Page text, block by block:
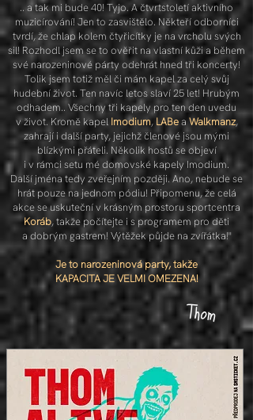
.. a tak mi bude 40! Tyjo. A čtvrtstoletí aktivního
muzicírování! Jen to zasvištělo. Někteří odborníci
tvrdí, že chlap kolem čtyřicítky je na vrcholu svých
sil! Rozhodl jsem se to ověřit na vlastní kůži a během
své narozeninové párty odehrát hned tři koncerty!
Tolik jsem totiž měl či mám kapel za celý svůj
hudební život. Ten navíc letos slaví 25 let! Hrubým
odhadem.. Všechny tři kapely pro ten den uvedu
v život.Kromě kapel Imodium, LABeaWalkmanz,
zahrají i další party, jejichž členové jsou mými
blízkými přáteli. Několik hostů se objeví
i v rámci setu mé domovské kapely Imodium.
Další jména tedy zveřejním později. Ano, nebude se
hrát pouze na jednom pódiu! Připomenu, že celá
akce se uskuteční v krásným prostoru sportcentra
Koráb, takže počítejte i s programem pro děti
a dobrým gastrem! Výtěžek půjde na zvířátka!"
Je to narozeninová party, takže
KAPACITA JE VELMI OMEZENA!
Thom